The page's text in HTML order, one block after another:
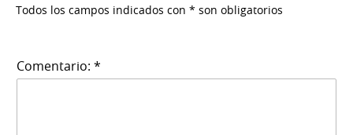
Todos los campos indicados con * son obligatorios
Comentario: *